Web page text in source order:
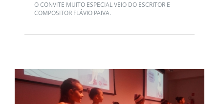
O CONVITE MUITO ESPECIAL VEIO DO ESCRITOR E
COMPOSITOR FLÁVIO PAIVA.